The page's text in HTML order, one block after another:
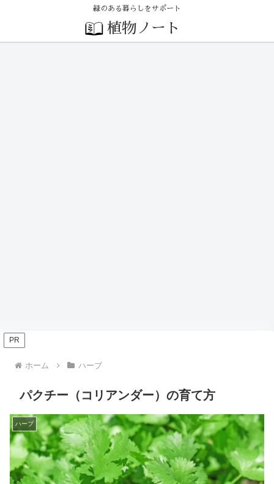
緑のある暮らしをサポート
植物ノート
PR
ホーム ハーブ
パクチー（コリアンダー）の育て方
ハーブ